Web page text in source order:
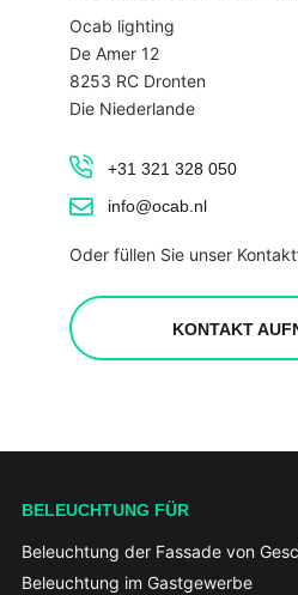
Ocab lighting
De Amer 12
8253 RC Dronten
Die Niederlande
+31 321 328 050
info@ocab.nl
Oder füllen Sie unser
KONTAKT
BELEUCHTUNG FÜR
Beleuchtung der Fassade von
Beleuchtung im Gastgewerbe